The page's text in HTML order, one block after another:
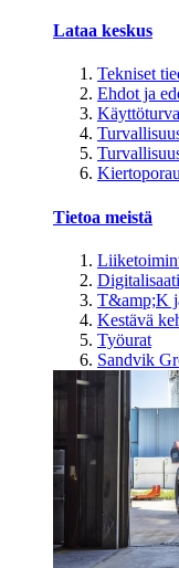
Lataa keskus
Tekniset
Ehdot ja
Tietoa meistä
T&amp;K
Kestävä
Työurat
Sandvik